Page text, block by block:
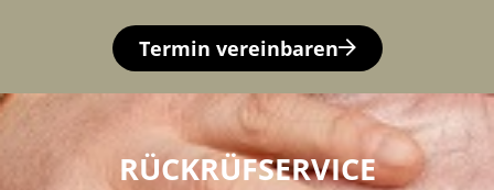
Termin vereinbaren
RÜCKRÜFSERVICE